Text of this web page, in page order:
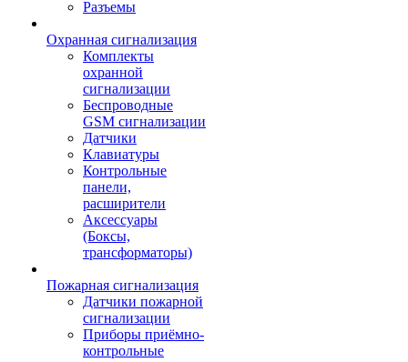
Разъемы
Охранная сигнализация
Комплекты
охранной
сигнализации
Беспроводные
GSM сигнализации
Датчики
Клавиатуры
Контрольные
панели,
расширители
Аксессуары
(Боксы,
трансформаторы)
Пожарная сигнализация
Датчики пожарной
сигнализации
Приборы приёмно-
контрольные